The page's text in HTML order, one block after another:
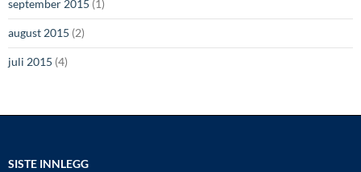
september 2015 (1)
august 2015 (2)
juli 2015 (4)
SISTE INNLEGG